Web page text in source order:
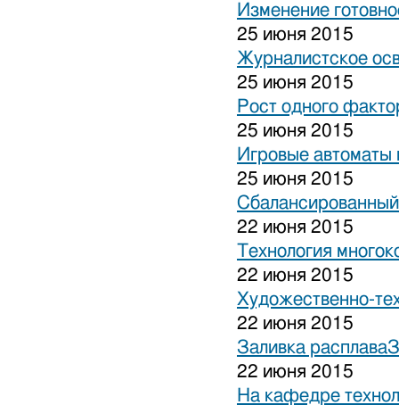
Изменение
25 июня 2015
Журналистское
25 июня 2015
Рост одного
25 июня 2015
Игровые
25 июня 2015
22 июня 2015
Технология
22 июня 2015
Художественно-
22 июня 2015
Заливка
22 июня 2015
На кафедре